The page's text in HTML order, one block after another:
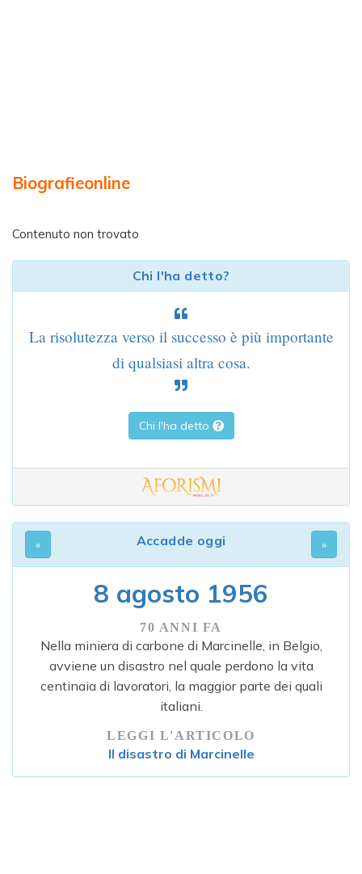
Biografieonline
Contenuto non trovato
Chi l'ha detto?
La risolutezza verso il successo è più importante
di qualsiasi altra cosa.
Chi l'ha detto
Accadde oggi
8 agosto 1956
70 ANNI FA
Nella miniera di carbone di Marcinelle, in Belgio,
avviene un disastro nel quale perdono la vita
centinaia di lavoratori, la maggior parte dei quali
italiani.
LEGGI L'ARTICOLO
Il disastro di Marcinelle